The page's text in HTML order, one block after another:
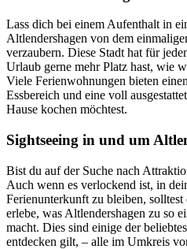
Lass dich bei einem Aufenthalt in
Altlendershagen von dem
verzaubern. Diese Stadt hat für
Urlaub gerne mehr Platz hast, wie
Viele Ferienwohnungen bieten
Essbereich und eine voll
Hause kochen möchtest.
Sightseeing in und um
Bist du auf der Suche nach
Auch wenn es verlockend ist, in
Ferienunterkunft zu bleiben,
erlebe, was Altlendershagen zu so
macht. Dies sind einige der
entdecken gilt, – alle im Umkreis